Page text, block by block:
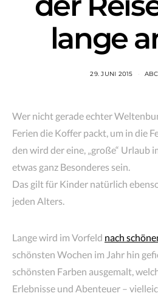
lange
29. JUNI 2015
Wer nicht gerade echter
Ferien die Koffer packt, um in die
den wird der eine, „große“ Urlaub
etwas ganz Besonderes sein.
Das gilt für Kinder natürlich
jeden Alters.
Lange wird im Vorfeld nach
schönsten Wochen im Jahr hin
schönsten Farben ausgemalt,
Erlebnisse und Abenteuer –